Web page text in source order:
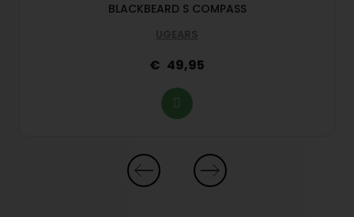
BLACKBEARD S COMPASS
UGEARS
49,95